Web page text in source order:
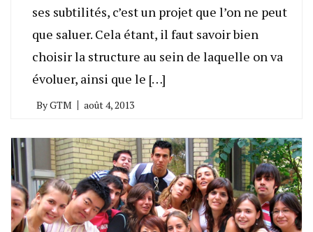
ses subtilités, c’est un projet que l’on ne peut
que saluer. Cela étant, il faut savoir bien
choisir la structure au sein de laquelle on va
évoluer, ainsi que le […]
ByGTM août 4, 2013